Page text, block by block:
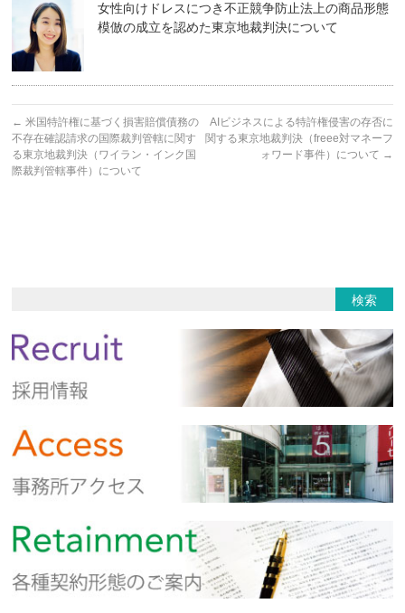
女性向けドレスにつき不正競争防止法上の商品形態
模倣の成立を認めた東京地裁判決について
← 米国特許権に基づく損害賠償債務の
不存在確認請求の国際裁判管轄に関す
る東京地裁判決（ワイラン・インク国
際裁判管轄事件）について
AIビジネスによる特許権侵害の存否に
関する東京地裁判決（freee対マネーフ
ォワード事件）について →